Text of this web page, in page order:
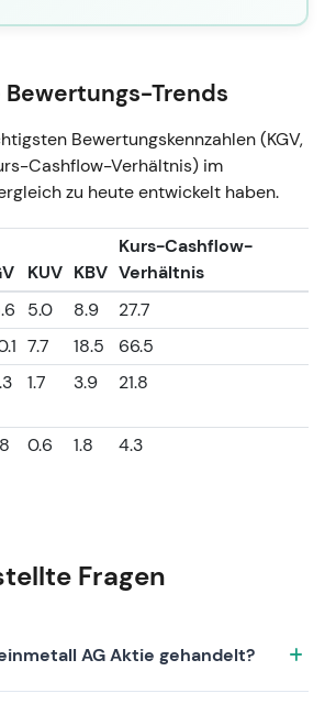
Trends
Bewertungskennzahlen (KGV,
Cashflow-Verhältnis) im
zu heute entwickelt haben.
KUV KBV
Kurs-Cashflow-
Verhältnis
5.0 8.9
27.7
7.7 18.5
66.5
1.7 3.9 21.8
0.6 1.8 4.3
Fragen
AG Aktie gehandelt?